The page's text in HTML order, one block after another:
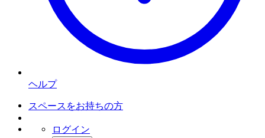
ヘルプ
スペースをお持ちの方
ログイン